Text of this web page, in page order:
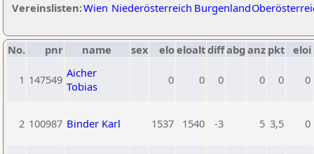
Vereinslisten:Wien Niederösterreich Burgenland
No. pnr name sex eloeloaltdiffabg anz pkt eloi
1 147549 Aicher
Tobias
0 0 0 0 0 0
2 100987 Binder Karl 1537 1540 -3 5 3,5 0